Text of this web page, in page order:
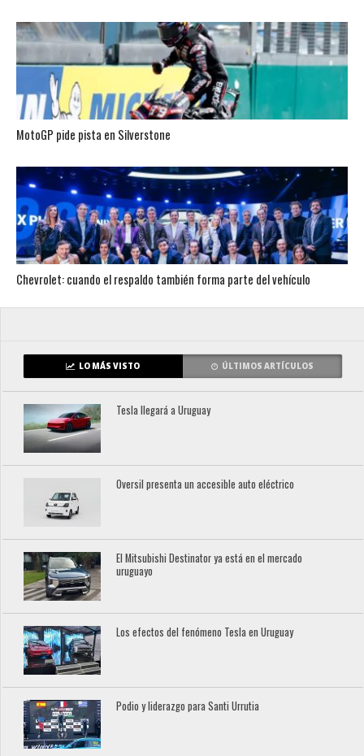
MotoGP pide pista en Silverstone
Chevrolet: cuando el respaldo también forma parte del vehículo
LO MÁS VISTO ÚLTIMOS ARTÍCULOS
Tesla llegará a Uruguay
Oversil presenta un accesible auto eléctrico
El Mitsubishi Destinator ya está en el mercado
uruguayo
Los efectos del fenómeno Tesla en Uruguay
Podio y liderazgo para Santi Urrutia